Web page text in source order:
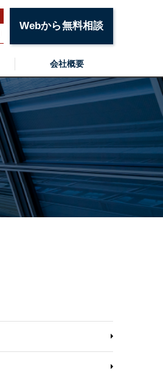
Webから無料相談
会社概要